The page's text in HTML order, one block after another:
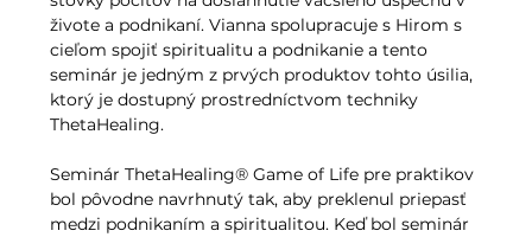
živote a podnikaní. Vianna spolupracuje s Hirom s
cieľom spojiť spiritualitu a podnikanie a tento
seminár je jedným z prvých produktov tohto úsilia,
ktorý je dostupný prostredníctvom techniky
ThetaHealing.
Seminár ThetaHealing® Game of Life pre praktikov
bol pôvodne navrhnutý tak, aby preklenul priepasť
medzi podnikaním a spiritualitou. Keď bol seminár